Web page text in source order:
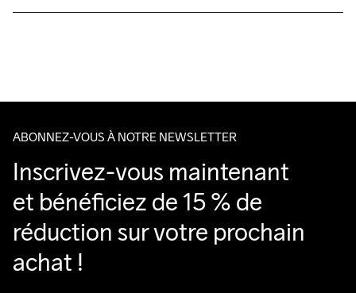
ABONNEZ-VOUS À NOTRE NEWSLETTER
Inscrivez-vous maintenant
et bénéficiez de 15 % de
réduction sur votre prochain
achat !